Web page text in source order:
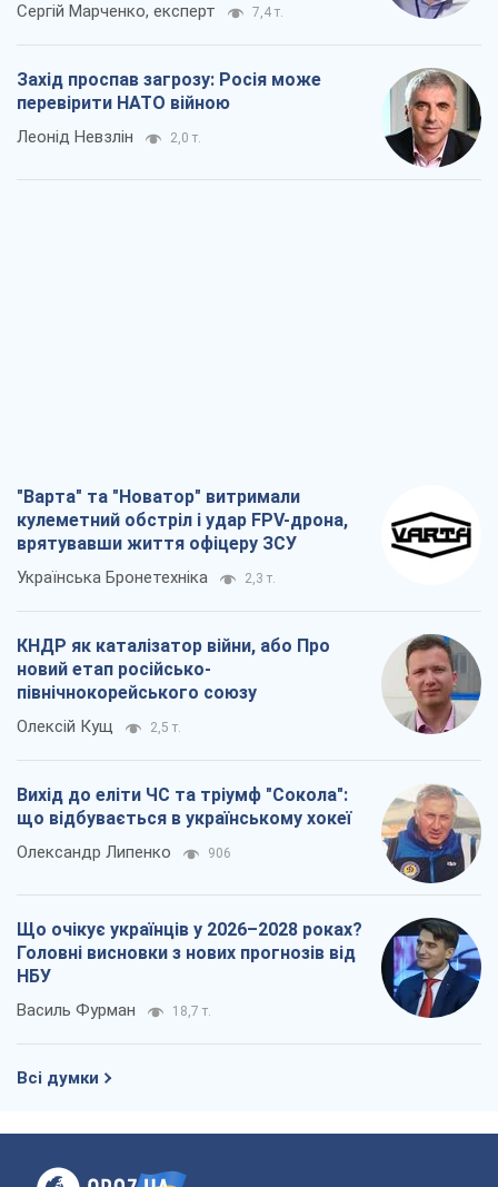
Сергій Марченко, експерт 7,4 т.
Захід проспав загрозу: Росія може
перевірити НАТО війною
Леонід Невзлін 2,0 т.
"Варта" та "Новатор" витримали
кулеметний обстріл і удар FPV-дрона,
врятувавши життя офіцеру ЗСУ
Українська Бронетехніка 2,3 т.
КНДР як каталізатор війни, або Про
новий етап російсько-
північнокорейського союзу
Олексій Кущ 2,5 т.
Вихід до еліти ЧС та тріумф "Сокола":
що відбувається в українському хокеї
Олександр Липенко 906
Що очікує українців у 2026–2028 роках?
Головні висновки з нових прогнозів від
НБУ
Василь Фурман 18,7 т.
Всі думки